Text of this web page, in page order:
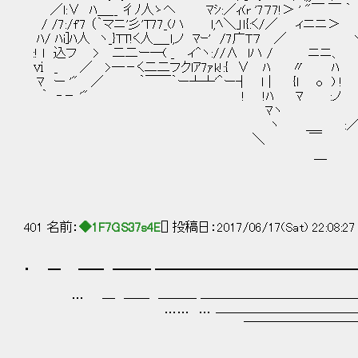
／l:∨ ﾊ＿__ 彳ﾉ人ゝヘ ﾏｼ:／ｨ(r '7７7!＞ ' "￣ ￣ ｀
/ /7:/f'7 （｀マニ'彡'T77_(ハ l,ﾍ＼」ｌ{:く/／ ィニニ
ﾊ/ ﾊi]ﾊ人 ヽ_}TT!く人＿_l,ノ ﾏｰ' /7广T７
:! l 込フ > 二二ー―( _ ィ^ヽ://∧ lハ / ニ
ⅵ _ ／ >―－く二二フクlｱ7ｧk!:{ ∨ ﾊ
ﾏ ー '" ／ ｀￣￣｀ー┴┴'＾ー┤ l｜ {l o )
｀ ‐－ '" ! !ﾊ ﾏ :ノ :!ﾉ l.
ﾏヽ :/ | `ｰ―-､ <
ヽ ＿_ :／ / l |`ー
＼ ￣ ゝ/ ＼
401 名前： ◆1F7GS37s4E [] 投稿日：2017/06/17(Sat)
・ ━ ━━ ━━━
… ─ ── ───
…… …